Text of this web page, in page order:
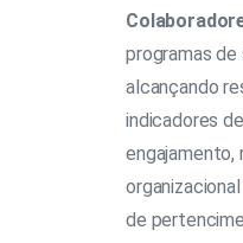
programas de
alcançando
indicadores
engajamento,
de